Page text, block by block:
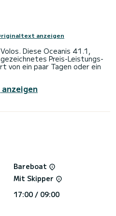
anzeigen
Diese Oceanis 41.1,
Preis-Leistungs-
von ein paar Tagen oder ein
Kabinen und eine
Mit einer Gesamtlänge von
dem Wasser in der Umgebung
über folgende
USB-Anschluss,
zu den Mietbedingungen
Plattform eine
Berater beantwortet Ihre
Bareboat
Mit Skipper
17:00 / 09:00